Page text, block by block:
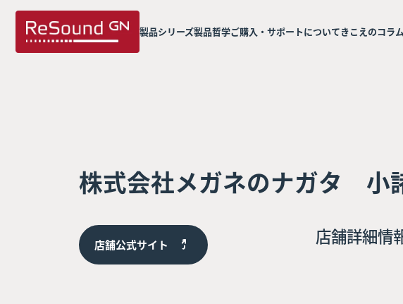
製品シリーズ製品哲学ご購入・サポートについてきこえのコラム
株式会社メガネのナガタ 小
店舗公式サイト 店舗詳細情